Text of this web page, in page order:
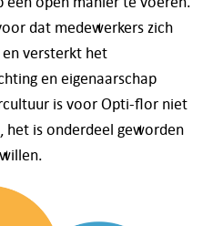
dat medewerkers zich
versterkt het
en eigenaarschap
is voor Opti-flor niet
is onderdeel geworden